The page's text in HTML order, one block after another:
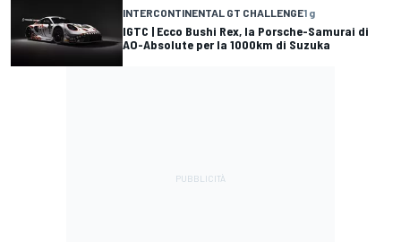
INTERCONTINENTAL GT CHALLENGE1 g
IGTC | Ecco Bushi Rex, la Porsche-Samurai di
AO-Absolute per la 1000km di Suzuka